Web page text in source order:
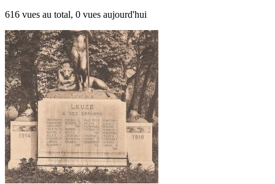
616 vues au total, 0 vues aujourd'hui